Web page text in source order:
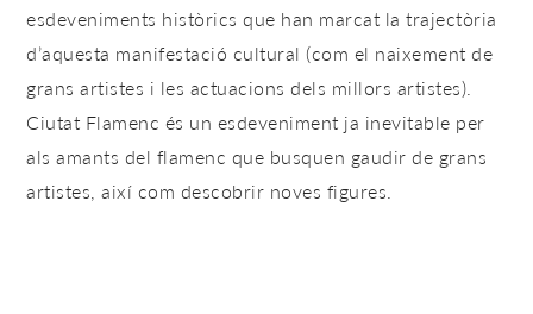
esdeveniments històrics que han marcat la trajectòria
d’aquesta manifestació cultural (com el naixement de
grans artistes i les actuacions dels millors artistes).
Ciutat Flamenc és un esdeveniment ja inevitable per
als amants del flamenc que busquen gaudir de grans
artistes, així com descobrir noves figures.